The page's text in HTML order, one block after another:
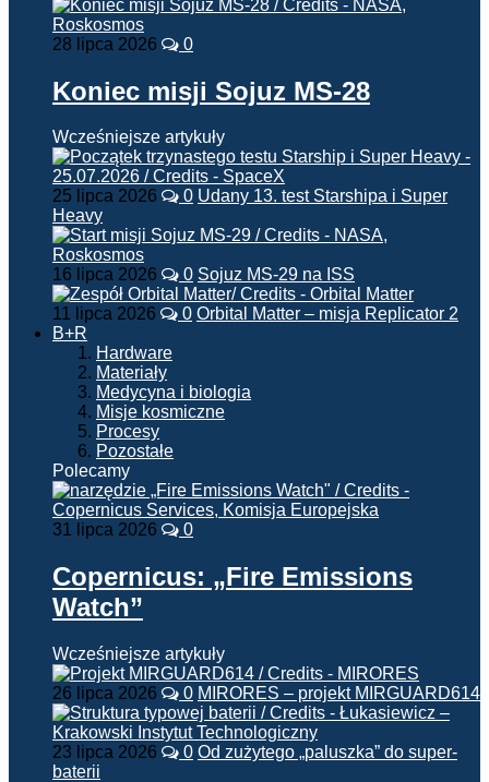
28 lipca 2026 0
Koniec misji Sojuz MS-28
Wcześniejsze artykuły
25 lipca 2026 0 Udany 13. test Starshipa i Super
Heavy
16 lipca 2026 0 Sojuz MS-29 na ISS
11 lipca 2026 0 Orbital Matter – misja Replicator 2
B+R
Hardware
Materiały
Medycyna i biologia
Misje kosmiczne
Procesy
Pozostałe
Polecamy
31 lipca 2026 0
Copernicus: „Fire Emissions
Watch”
Wcześniejsze artykuły
26 lipca 2026 0 MIRORES – projekt MIRGUARD614
23 lipca 2026 0 Od zużytego „paluszka” do super-
baterii